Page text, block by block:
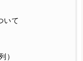
いて
）